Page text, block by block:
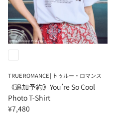
TRUE ROMANCE | トゥルー・ロマンス
《追加予約》You’re So Cool
Photo T-Shirt
¥7,480